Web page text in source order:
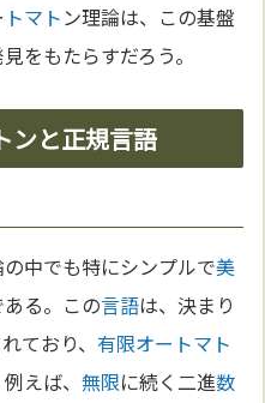
トマト ン理論は、この基盤
をもたらすだろう。
ンと正規言語
中でも特にシンプルで美
る。この言語は、決まり
ており、 有限オートマト
えば、無限に続く二進数